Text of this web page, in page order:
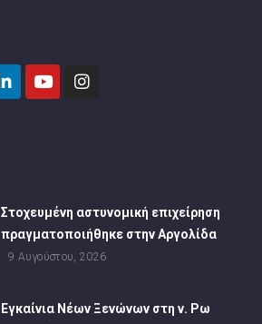
Στοχευμένη αστυνομική επιχείρηση
πραγματοποιήθηκε στην Αργολίδα
9 Αυγούστου, 2026
Εγκαίνια Νέων Ξενώνων στη ν. Ρω